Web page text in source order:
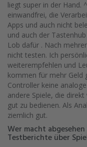
liegt super in der Hand.
einwandfrei, die
Apps und auch nicht
und auch der
Lob dafür . Nach
nicht testen. Ich
weiterempfehlen und
kommen für mehr Geld
Controller keine
andere Spiele, die
gut zu bedienen. Als
ziemlich gut.
Wer macht
Testberichte über